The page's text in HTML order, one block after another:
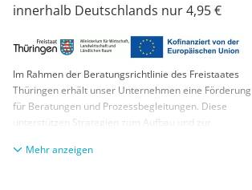
innerhalb Deutschlands nur 4,95 €
Im Rahmen der Beratungsrichtlinie des Freistaates
Thüringen erhält unser Unternehmen eine Förderung
für Beratungen und Prozessbegleitungen. Diese
unterstützen Strategien zum Aufbau und zur
KMUs. Die daraus resultierenden Ergebnisse und
anzeigen